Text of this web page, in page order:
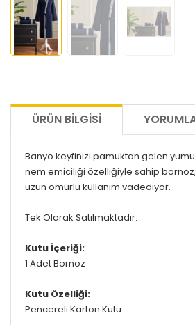
ÜRÜN BILGISI
Banyo keyfinizi pamuktan gelen
nem emiciliği özelliğiyle sahip bornoz,
uzun ömürlü kullanım vadediyor.
Tek Olarak Satılmaktadır.
Kutu İçeriği:
1 Adet Bornoz
Kutu Özelliği:
Pencereli Karton Kutu